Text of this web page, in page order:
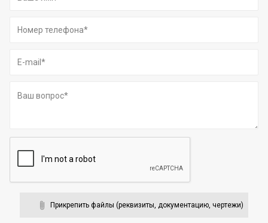
Прикрепить файлы (реквизиты, документацию, чертежи)